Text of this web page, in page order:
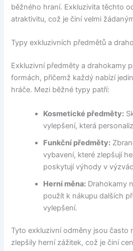
běžného hraní. Exkluzivita těchto
atraktivitu, což je činí velmi
Typy exkluzivních předmětů a
Exkluzivní předměty a drahokamy
formách, přičemž každý nabízí
hráče. Mezi běžné typy patří:
Kosmetické předměty:
vylepšení, která
Funkční předměty:
vybavení, které zlepšují
poskytují výhody v
Herní měna: Drahokamy
použít k nákupu dalších
vylepšení.
Tyto exkluzivní odměny jsou často
zlepšily herní zážitek, což je činí